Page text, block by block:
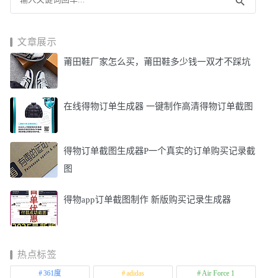
文章展示
莆田鞋厂家怎么买，莆田鞋多少钱一双才不踩坑
在线得物订单生成器 一键制作高清得物订单截图
得物订单截图生成器P一个真实的订单购买记录截
图
得物app订单截图制作 新版购买记录生成器
热点标签
361度 adidas Air Force 1